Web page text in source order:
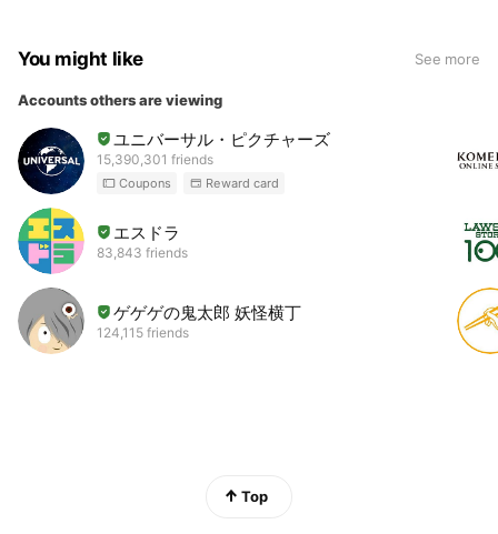
You might like See more
Accounts others are viewing
ユニバーサル・ピクチャーズ
15,390,301 friends
Coupons Reward card
エスドラ
83,843 friends
ゲゲゲの鬼太郎 妖怪横丁
124,115 friends
Top